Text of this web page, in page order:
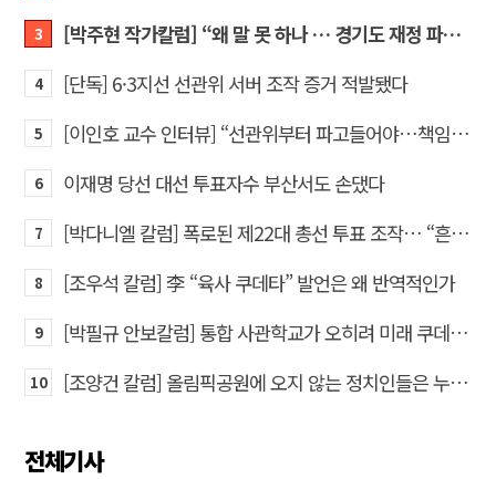
3 [박주현 작가칼럼] “왜 말 못 하나 … 경기도 재정 파탄의 진짜 원인을”
4 [단독] 6·3지선 선관위 서버 조작 증거 적발됐다
5 [이인호 교수 인터뷰] “선관위부터 파고들어야…책임자 직접 고발하라”
6 이재명 당선 대선 투표자수 부산서도 손댔다
7 [박다니엘 칼럼] 폭로된 제22대 총선 투표 조작… “흔들리는 가짜 국회의원들”
8 [조우석 칼럼] 李 “육사 쿠데타” 발언은 왜 반역적인가
9 [박필규 안보칼럼] 통합 사관학교가 오히려 미래 쿠데타의 통로가 되는 이유
10 [조양건 칼럼] 올림픽공원에 오지 않는 정치인들은 누구인가
전체기사